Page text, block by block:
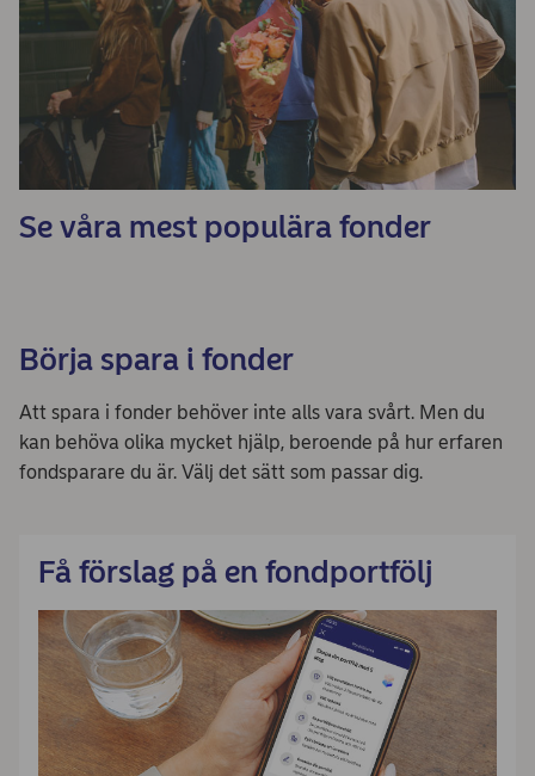
Se våra mest populära fonder
Börja spara i fonder
Att spara i fonder behöver inte alls vara svårt. Men du
kan behöva olika mycket hjälp, beroende på hur erfaren
fondsparare du är. Välj det sätt som passar dig.
Få förslag på en fondportfölj